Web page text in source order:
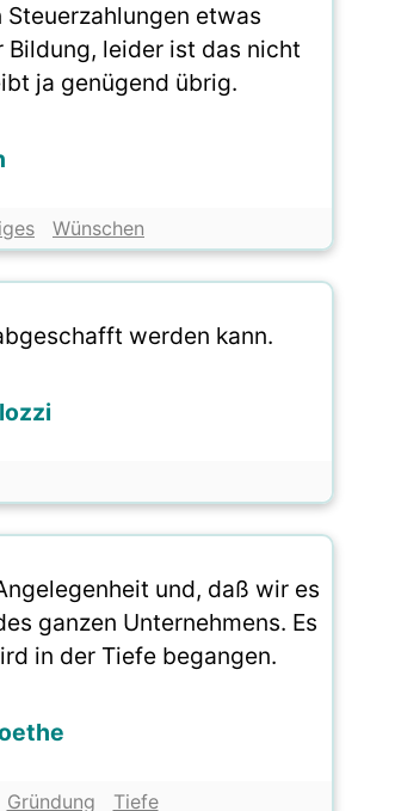
etwas
leider ist das nicht
ja genügend übrig.
Wünschen
werden kann.
und, daß wir es
ganzen Unternehmens. Es
in der Tiefe begangen.
Gründung Tiefe